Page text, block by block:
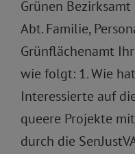
Grünen
Abt. Familie,
Grünflächenamt
wie folgt: 1. Wie
Interessierte auf
queere Projekte
durch die